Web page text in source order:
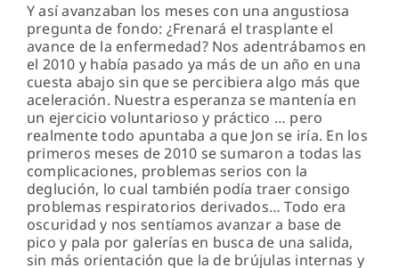
Y así avanzaban los meses con una angustiosa
pregunta de fondo: ¿Frenará el trasplante el
avance de la enfermedad? Nos adentrábamos en
el 2010 y había pasado ya más de un año en una
cuesta abajo sin que se percibiera algo más que
aceleración. Nuestra esperanza se mantenía en
un ejercicio voluntarioso y práctico … pero
realmente todo apuntaba a que Jon se iría. En los
primeros meses de 2010 se sumaron a todas las
complicaciones, problemas serios con la
deglución, lo cual también podía traer consigo
problemas respiratorios derivados… Todo era
oscuridad y nos sentíamos avanzar a base de
pico y pala por galerías en busca de una salida,
sin más orientación que la de brújulas internas y